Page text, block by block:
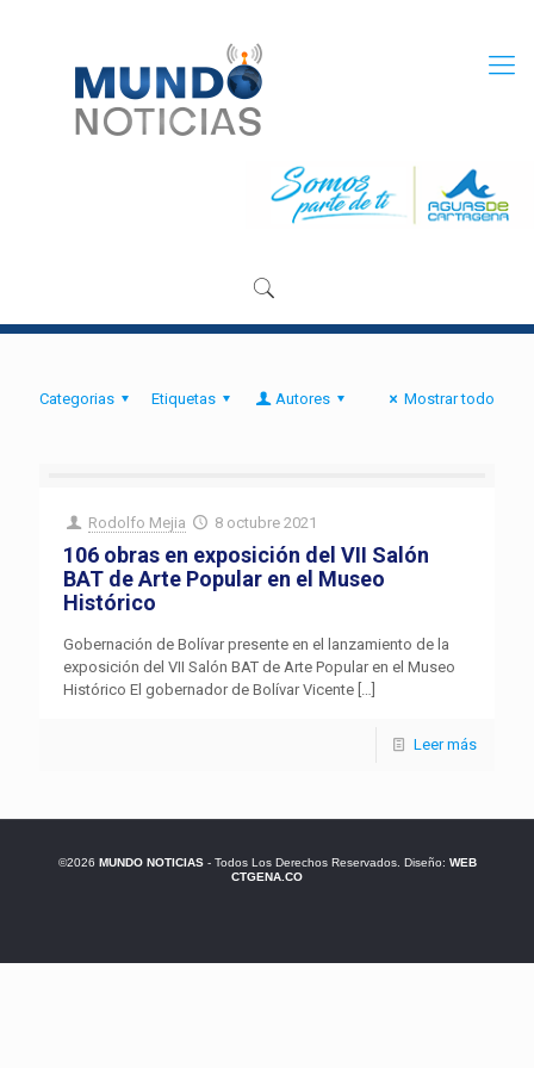
Categorias Etiquetas Autores Mostrar todo
Rodolfo Mejia 8 octubre 2021
106 obras en exposición del VII Salón
BAT de Arte Popular en el Museo
Histórico
Gobernación de Bolívar presente en el lanzamiento de la
exposición del VII Salón BAT de Arte Popular en el Museo
Histórico El gobernador de Bolívar Vicente […]
Leer más
©2026 MUNDO NOTICIAS- Todos Los Derechos Reservados. Diseño: WEB
CTGENA.CO